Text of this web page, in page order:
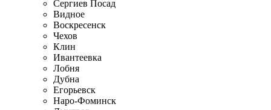
Сергиев Посад
Видное
Воскресенск
Чехов
Клин
Ивантеевка
Лобня
Дубна
Егорьевск
Наро-Фоминск